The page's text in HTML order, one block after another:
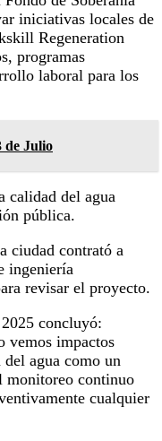
iniciativas locales de
Regeneration
programas
laboral para los
de Julio
calidad del agua
pública.
ciudad contrató a
ingeniería
revisar el proyecto.
concluyó:
vemos impactos
agua como un
monitoreo continuo
cualquier